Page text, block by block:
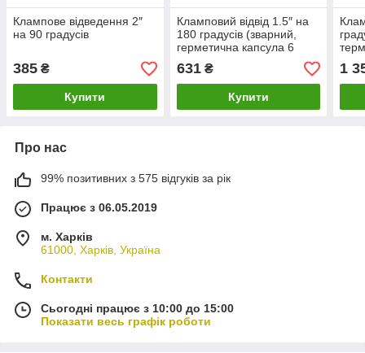
Клампове відведення 2″
на 90 градусів
385 ₴
Купити
Кламповий відвід 1.5″ на
180 градусів (зварний,
герметична капсула 6
мм.)
631₴
Купити
1
Про нас
99% позитивних з 575 відгуків за рік
Працює з 06.05.2019
м. Харків
61000, Харків, Україна
Контакти
Сьогодні працює з 10:00 до 15:00
Показати весь графік роботи